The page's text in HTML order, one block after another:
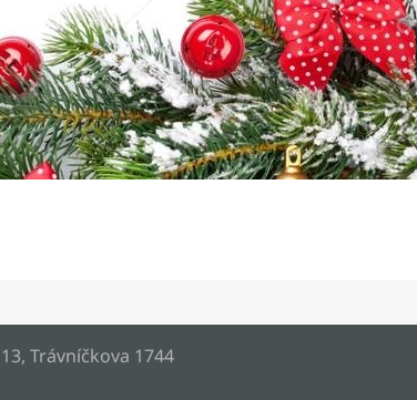
Trávníčkova 1744